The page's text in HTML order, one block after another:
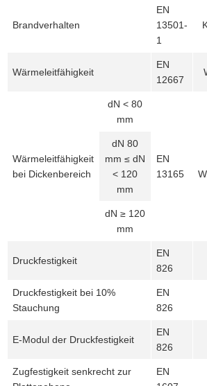
Brandverhalten
EN
13501-
1
Wärmeleitfähigkeit
EN
12667
Wärmeleitfähigkeit
bei Dickenbereich
dN < 80
mm
EN
13165
dN 80
mm ≤ dN
< 120
mm
dN ≥ 120
mm
Druckfestigkeit
EN
826
Druckfestigkeit bei 10%
Stauchung
EN
826
E-Modul der Druckfestigkeit
EN
826
Zugfestigkeit senkrecht zur
EN